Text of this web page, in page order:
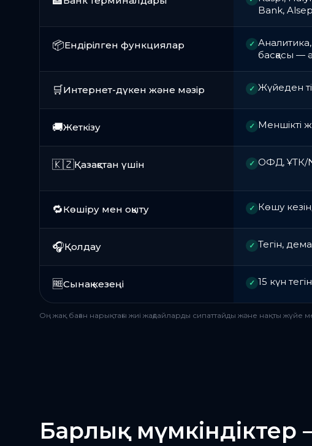
Bank,
📦Ендірілген функциялар ✓
басқасы —
🛒Интернет-дүкен және мәзір ✓ Жүйеден
🚚Жеткізу ✓ Меншікті
🇰🇿Қазақстан үшін ✓ ОФД, ҰТК/
🔁Көшіру мен оқыту ✓ Көшу
🎧Қолдау ✓ Тегін,
🆓Сынақ кезеңі ✓ 15 күн
Оң жақ баған нарықтағы жиі жағдайларды сипаттайды және нақты
Барлық мүмкіндіктер